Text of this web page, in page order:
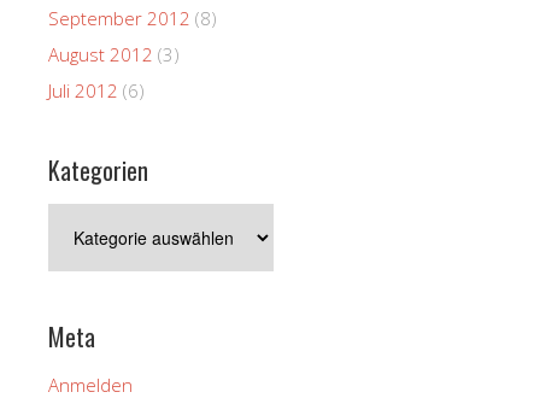
September 2012 (8)
August 2012 (3)
Juli 2012 (6)
Kategorien
Meta
Anmelden